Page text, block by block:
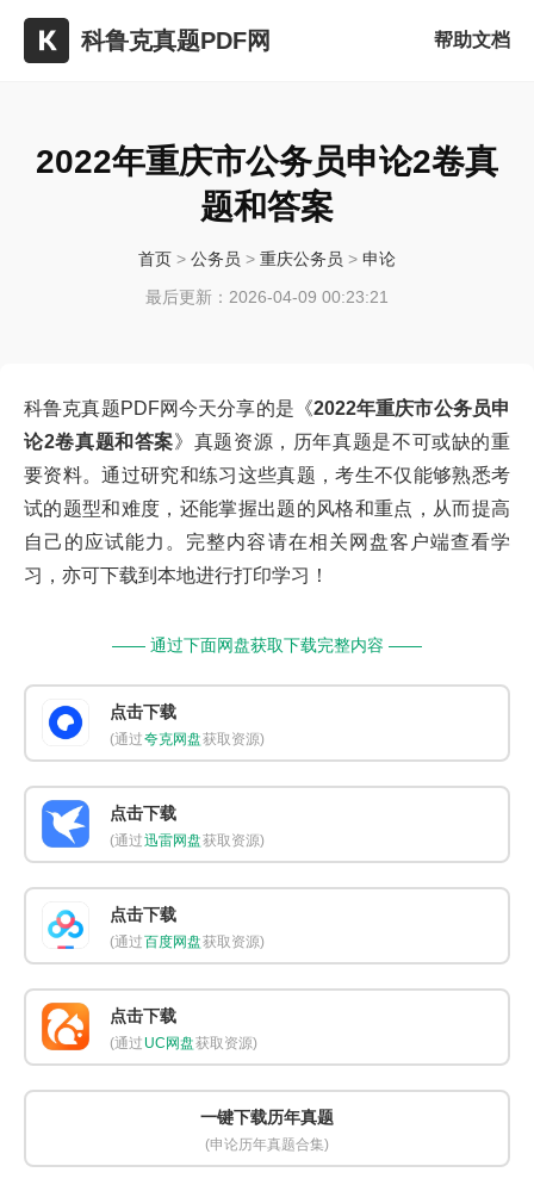
科鲁克真题PDF网 帮助文档
2022年重庆市公务员申论2卷真
题和答案
首页 > 公务员 > 重庆公务员 > 申论
最后更新：2026-04-09 00:23:21
科鲁克真题PDF网今天分享的是《2022年重庆市公务员申
论2卷真题和答案》真题资源，历年真题是不可或缺的重
要资料。通过研究和练习这些真题，考生不仅能够熟悉考
试的题型和难度，还能掌握出题的风格和重点，从而提高
自己的应试能力。完整内容请在相关网盘客户端查看学
习，亦可下载到本地进行打印学习！
—— 通过下面网盘获取下载完整内容 ——
点击下载
(通过夸克网盘获取资源)
点击下载
(通过迅雷网盘获取资源)
点击下载
(通过百度网盘获取资源)
点击下载
(通过 UC网盘获取资源)
一键下载历年真题
(申论历年真题合集)